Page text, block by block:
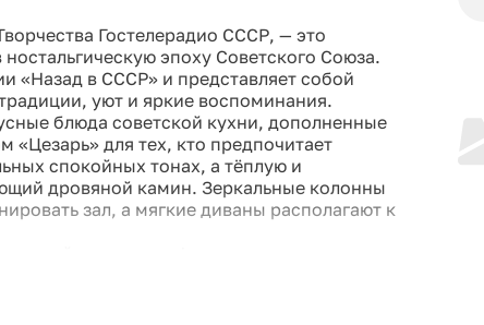
Гостелерадио СССР, — это
эпоху Советского Союза.
«Назад в СССР» и представляет собой
уют и яркие воспоминания.
блюда советской кухни, дополненные
для тех, кто предпочитает
спокойных тонах, а тёплую и
дровяной камин. Зеркальные колонны
зал, а мягкие диваны располагают к
для всех гостей.